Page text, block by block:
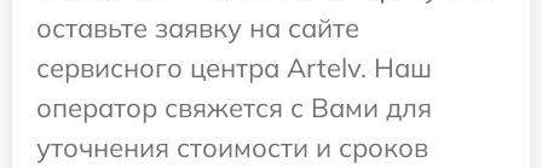
оставьте заявку на сайте
сервисного центра Artelv. Наш
оператор свяжется с Вами для
уточнения стоимости и сроков